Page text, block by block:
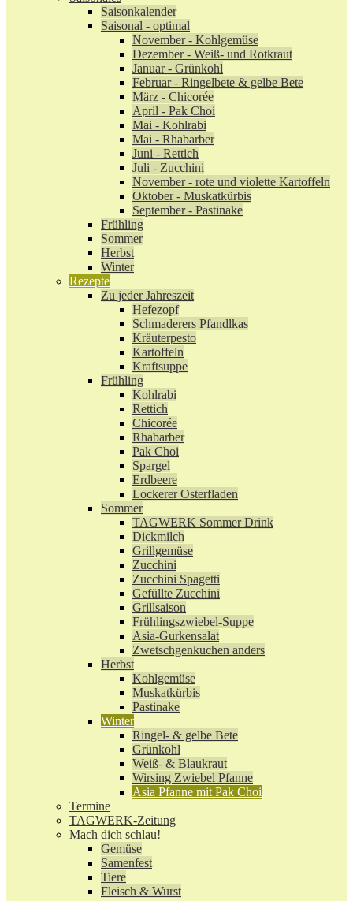
Saisonkalender
Saisonal - optimal
November - Kohlgemüse
Dezember - Weiß- und Rotkraut
Januar - Grünkohl
Februar - Ringelbete & gelbe Bete
März - Chicorée
April - Pak Choi
Mai - Kohlrabi
Mai - Rhabarber
Juni - Rettich
Juli - Zucchini
November - rote und violette Kartoffeln
Oktober - Muskatkürbis
September - Pastinake
Frühling
Sommer
Herbst
Winter
Rezepte
Zu jeder Jahreszeit
Hefezopf
Schmaderers Pfandlkas
Kräuterpesto
Kartoffeln
Kraftsuppe
Frühling
Kohlrabi
Rettich
Chicorée
Rhabarber
Pak Choi
Spargel
Erdbeere
Lockerer Osterfladen
Sommer
TAGWERK Sommer Drink
Dickmilch
Grillgemüse
Zucchini
Zucchini Spagetti
Gefüllte Zucchini
Grillsaison
Frühlingszwiebel-Suppe
Asia-Gurkensalat
Zwetschgenkuchen anders
Herbst
Kohlgemüse
Muskatkürbis
Pastinake
Winter
Ringel- & gelbe Bete
Grünkohl
Weiß- & Blaukraut
Wirsing Zwiebel Pfanne
Asia Pfanne mit Pak Choi
Termine
TAGWERK-Zeitung
Mach dich schlau!
Gemüse
Samenfest
Tiere
Fleisch & Wurst